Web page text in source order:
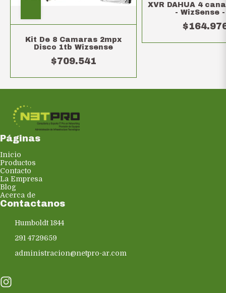
Kit De 8 Camaras 2mpx
Disco 1tb Wizsense
$709.541
XVR DAHUA 4
- WizSense
Páginas
Inicio
Productos
Contacto
La Empresa
Blog
Acerca de
Contactanos
Humboldt 1844
291 4729659
administracion@netpro-ar.com